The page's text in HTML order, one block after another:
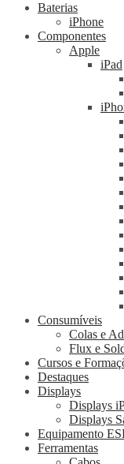
Baterias
iPhone
Componentes
Apple
iPad
Consumíveis
Colas e
Flux e
Cursos e
Destaques
Displays
Displays
Displays
Equipamento
Ferramentas